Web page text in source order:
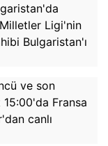
Ligi'nin
Bulgaristan'ı
ve son
Fransa
canlı